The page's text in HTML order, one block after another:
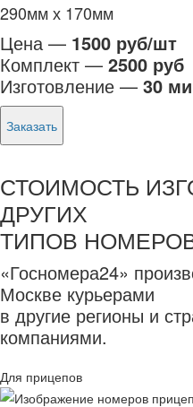
290мм х 170мм
Цена — 1500 руб/шт
Комплект — 2500 руб
Изготовление — 30
Заказать
СТОИМОСТЬ
ДРУГИХ
ТИПОВ
«Госномера24»
Москве курьерами
в другие регионы и
компаниями.
Для прицепов